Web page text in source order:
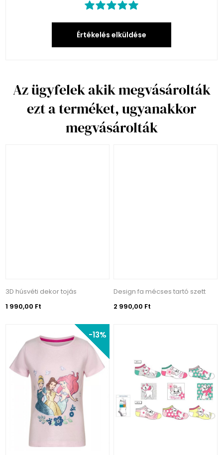
Értékelés elküldése
Az ügyfelek akik megvásárolták
ezt a terméket, ugyanakkor
megvásárolták
3D húsvéti dekor tojás
1 990,00 Ft
Design fa mécses tartó szett
2 990,00 Ft
-13%